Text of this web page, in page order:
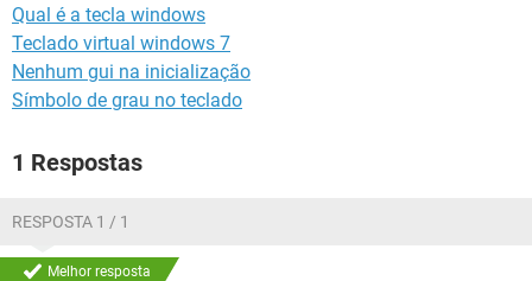
Qual é a tecla windows
Teclado virtual windows 7
Nenhum gui na inicialização
Símbolo de grau no teclado
1 Respostas
RESPOSTA 1 / 1
Melhor resposta